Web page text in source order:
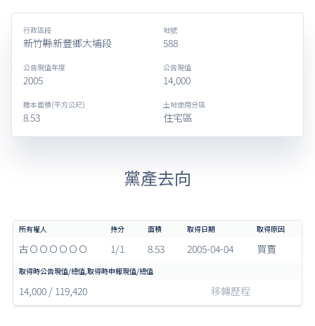
行政區段
新竹縣新豐鄉大埔段
地號
588
公告現值年度
2005
公告現值
14,000
謄本面積(平方公尺)
8.53
土地使用分區
住宅區
黨產去向
古ＯＯＯＯＯＯ 1/1 8.53 2005-04-04 買賣
14,000 / 119,420 移轉歷程